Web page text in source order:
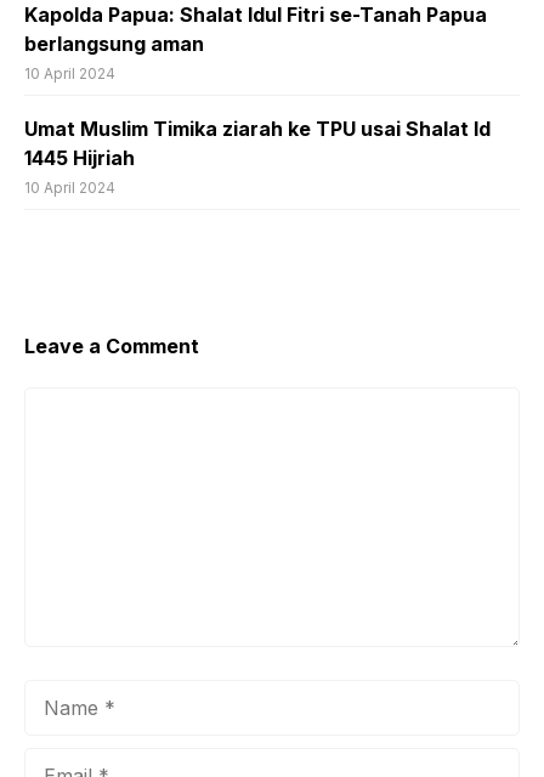
Kapolda Papua: Shalat Idul Fitri se-Tanah Papua
berlangsung aman
10 April 2024
Umat Muslim Timika ziarah ke TPU usai Shalat Id
1445 Hijriah
10 April 2024
Leave a Comment